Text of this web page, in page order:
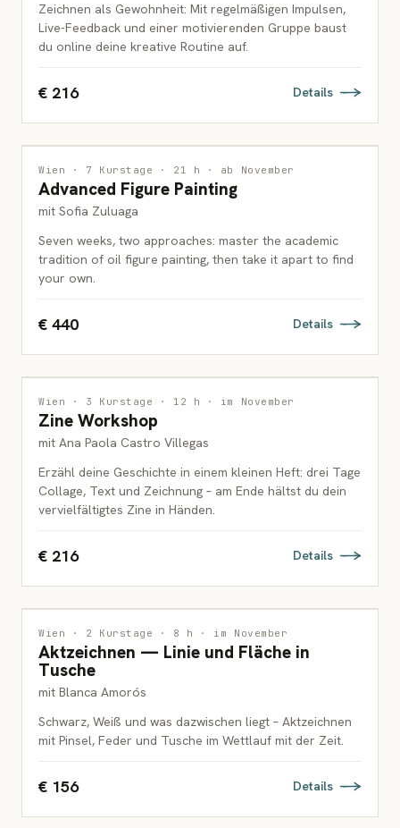
Zeichnen als Gewohnheit: Mit regelmäßigen Impulsen,
Live-Feedback und einer motivierenden Gruppe baust
du online deine kreative Routine auf.
€ 216 Details
MALEREI
ERWACHSENE
Wien · 7 Kurstage · 21 h · ab November
Advanced Figure Painting
mit Sofia Zuluaga
Seven weeks, two approaches: master the academic
tradition of oil figure painting, then take it apart to find
your own.
€ 440 Details
INTERDISZIPLINÄR
JUGENDLICHE & ERWACHSENE
Wien · 3 Kurstage · 12 h · im November
Zine Workshop
mit Ana Paola Castro Villegas
Erzähl deine Geschichte in einem kleinen Heft: drei Tage
Collage, Text und Zeichnung – am Ende hältst du dein
vervielfältigtes Zine in Händen.
€ 216 Details
ZEICHNUNG
ERWACHSENE
Wien · 2 Kurstage · 8 h · im November
Aktzeichnen — Linie und Fläche in
Tusche
mit Blanca Amorós
Schwarz, Weiß und was dazwischen liegt – Aktzeichnen
mit Pinsel, Feder und Tusche im Wettlauf mit der Zeit.
€ 156 Details